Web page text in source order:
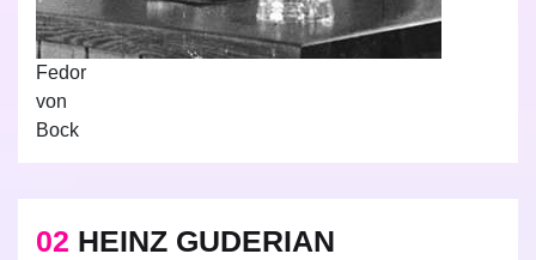
Fedor
von
Bock
02 HEINZ GUDERIAN